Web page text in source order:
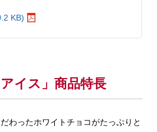
KB)
イス」商品特長
わったホワイトチョコがたっぷりと